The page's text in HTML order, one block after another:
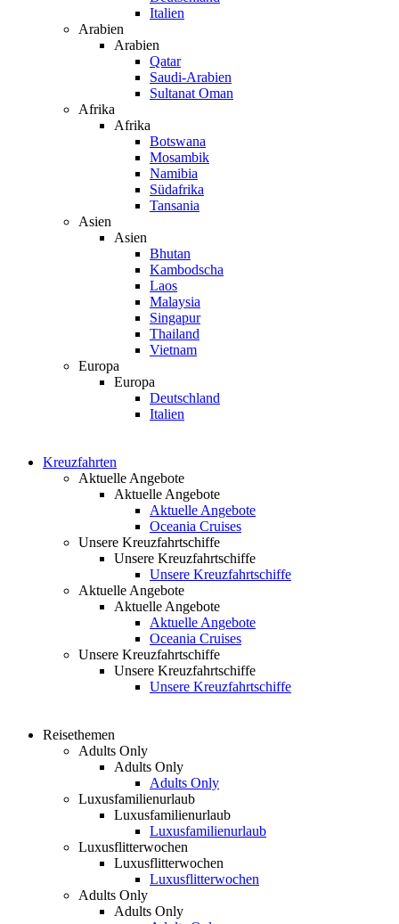
Italien
Arabien
Arabien
Qatar
Saudi-Arabien
Sultanat Oman
Afrika
Afrika
Botswana
Mosambik
Namibia
Südafrika
Tansania
Asien
Asien
Bhutan
Kambodscha
Laos
Malaysia
Singapur
Thailand
Vietnam
Europa
Europa
Deutschland
Italien
Kreuzfahrten
Aktuelle Angebote
Aktuelle Angebote
Aktuelle Angebote
Oceania Cruises
Unsere Kreuzfahrtschiffe
Unsere Kreuzfahrtschiffe
Unsere Kreuzfahrtschiffe
Aktuelle Angebote
Aktuelle Angebote
Aktuelle Angebote
Oceania Cruises
Unsere Kreuzfahrtschiffe
Unsere Kreuzfahrtschiffe
Unsere Kreuzfahrtschiffe
Reisethemen
Adults Only
Adults Only
Adults Only
Luxusfamilienurlaub
Luxusfamilienurlaub
Luxusfamilienurlaub
Luxusflitterwochen
Luxusflitterwochen
Luxusflitterwochen
Adults Only
Adults Only